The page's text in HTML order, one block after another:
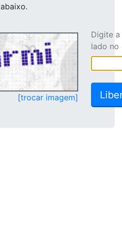
[trocar imagem]
Digite
lado no